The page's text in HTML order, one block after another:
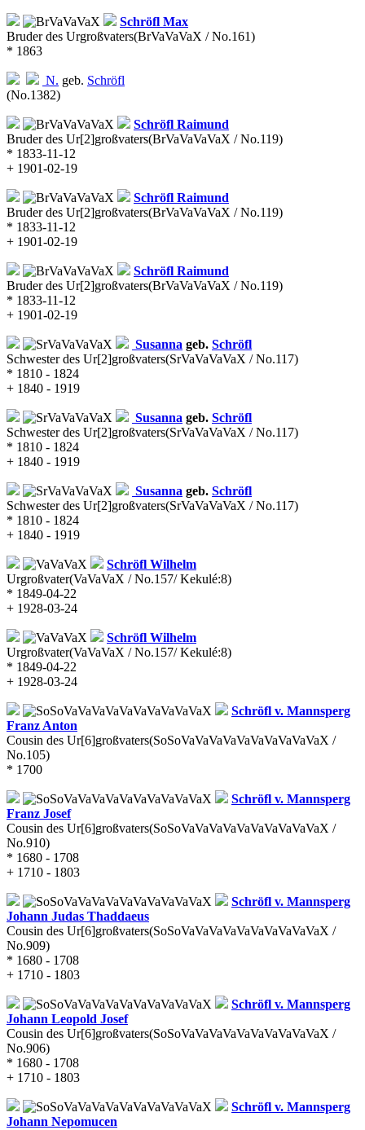
Schröfl Max
Bruder des Urgroßvaters(BrVaVaVaX / No.161)
* 1863
N. geb. Schröfl
(No.1382)
Schröfl Raimund
Bruder des Ur[2]großvaters(BrVaVaVaVaX / No.119)
* 1833-11-12
+ 1901-02-19
Schröfl Raimund
Bruder des Ur[2]großvaters(BrVaVaVaVaX / No.119)
* 1833-11-12
+ 1901-02-19
Schröfl Raimund
Bruder des Ur[2]großvaters(BrVaVaVaVaX / No.119)
* 1833-11-12
+ 1901-02-19
Susanna geb. Schröfl
Schwester des Ur[2]großvaters(SrVaVaVaVaX / No.117)
* 1810 - 1824
+ 1840 - 1919
Susanna geb. Schröfl
Schwester des Ur[2]großvaters(SrVaVaVaVaX / No.117)
* 1810 - 1824
+ 1840 - 1919
Susanna geb. Schröfl
Schwester des Ur[2]großvaters(SrVaVaVaVaX / No.117)
* 1810 - 1824
+ 1840 - 1919
Schröfl Wilhelm
Urgroßvater(VaVaVaX / No.157/ Kekulé:8)
* 1849-04-22
+ 1928-03-24
Schröfl Wilhelm
Urgroßvater(VaVaVaX / No.157/ Kekulé:8)
* 1849-04-22
+ 1928-03-24
Schröfl v. Mannsperg
Franz Anton
Cousin des Ur[6]großvaters(SoSoVaVaVaVaVaVaVaVaVaVaX /
No.105)
* 1700
Schröfl v. Mannsperg
Franz Josef
Cousin des Ur[6]großvaters(SoSoVaVaVaVaVaVaVaVaVaVaX /
No.910)
* 1680 - 1708
+ 1710 - 1803
Schröfl v. Mannsperg
Johann Judas Thaddaeus
Cousin des Ur[6]großvaters(SoSoVaVaVaVaVaVaVaVaVaVaX /
No.909)
* 1680 - 1708
+ 1710 - 1803
Schröfl v. Mannsperg
Johann Leopold Josef
Cousin des Ur[6]großvaters(SoSoVaVaVaVaVaVaVaVaVaVaX /
No.906)
* 1680 - 1708
+ 1710 - 1803
Schröfl v. Mannsperg
Johann Nepomucen